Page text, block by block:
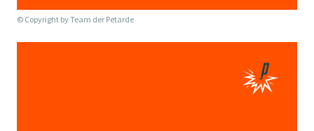
© Copyright byTeam der Petarde